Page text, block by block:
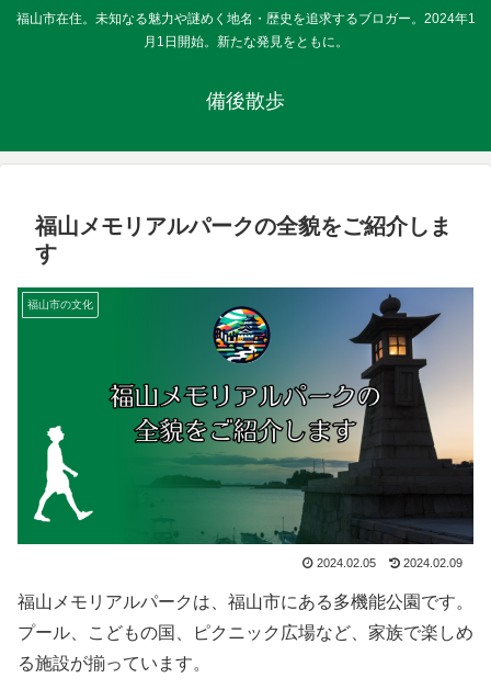
福山市在住。未知なる魅力や謎めく地名・歴史を追求するブロガー。2024年1
月1日開始。新たな発見をともに。
備後散歩
福山メモリアルパークの全貌をご紹介しま
す
福山市の文化
2024.02.05 2024.02.09
福山メモリアルパークは、福山市にある多機能公園です。
プール、こどもの国、ピクニック広場など、家族で楽しめ
る施設が揃っています。